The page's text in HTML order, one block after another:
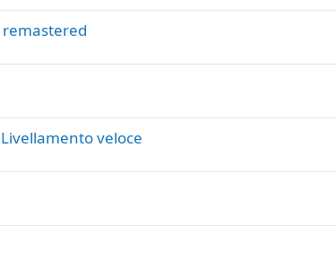
remastered
veloce